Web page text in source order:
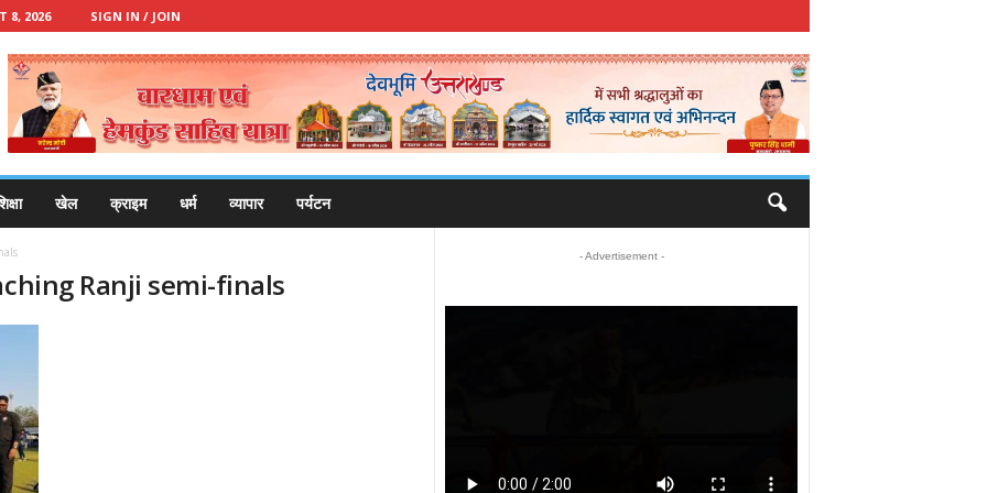
8, 2026 SIGN IN / JOIN
खेल क्राइम धर्म व्यापार पर्यटन
Ranji semi-finals
- Advertisement -